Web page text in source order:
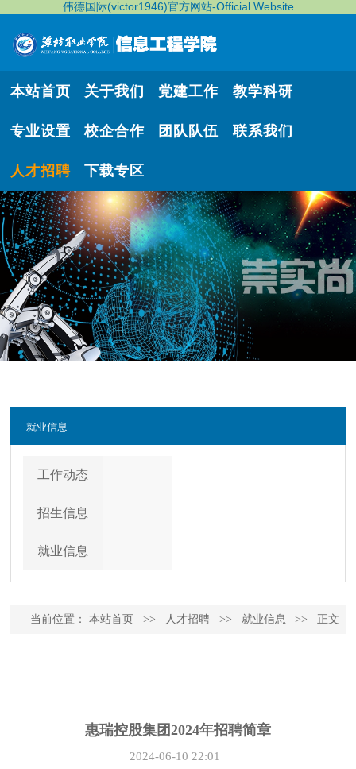
伟德国际(victor1946)官方网站-Official Website
本站首页 关于我们 党建工作 教学科研
专业设置 校企合作 团队队伍 联系我们
人才招聘 下载专区
就业信息
工作动态
招生信息
就业信息
当前位置： 本站首页 >> 人才招聘 >> 就业信息 >> 正文
惠瑞控股集团2024年招聘简章
2024-06-10 22:01